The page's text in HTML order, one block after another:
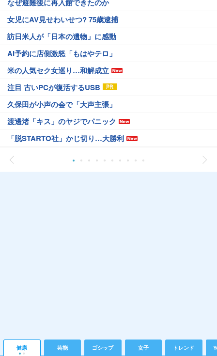
なぜ避難後に再入館できたのか
女児にAV見せわいせつ? 75歳逮捕
訪日米人が「日本の遺物」に感動
AI予約に店側激怒「もはやテロ」
米の人気セク女巡り…和解成立
注目 古いPCが復活するUSB
久保田が小声の会で「大声主張」
渡邊渚「キス」のヤジでパニック
「脱STARTO社」かじ切り…大勝利
健康 芸能 ゴシップ 女子 トレンド